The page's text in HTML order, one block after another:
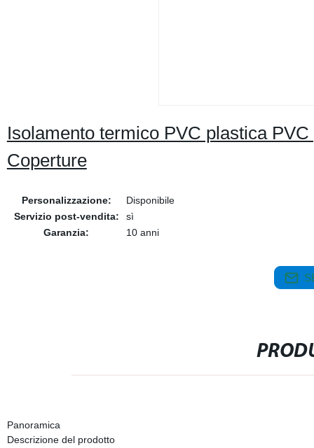
Isolamento termico PVC plastica
Coperture
Personalizzazione:
Disponibile
Servizio post-vendita:
sì
Garanzia:
10 anni
Panoramica
Descrizione del prodotto